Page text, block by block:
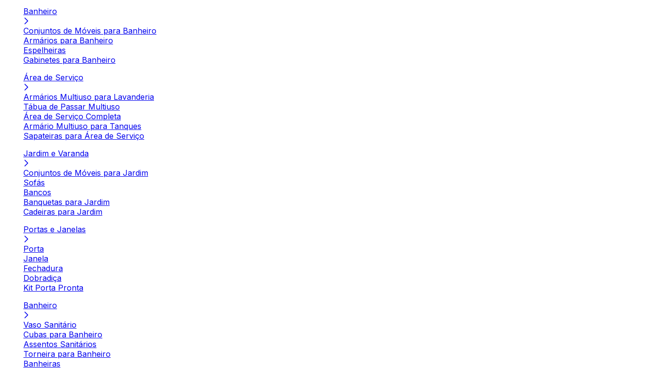
Banheiro
Conjuntos de Móveis para Banheiro
Armários para Banheiro
Espelheiras
Gabinetes para Banheiro
Área de Serviço
Armários Multiuso para Lavanderia
Tábua de Passar Multiuso
Área de Serviço Completa
Armário Multiuso para Tanques
Sapateiras para Área de Serviço
Jardim e Varanda
Conjuntos de Móveis para Jardim
Sofás
Bancos
Banquetas para Jardim
Cadeiras para Jardim
Portas e Janelas
Porta
Janela
Fechadura
Dobradiça
Kit Porta Pronta
Banheiro
Vaso Sanitário
Cubas para Banheiro
Assentos Sanitários
Torneira para Banheiro
Banheiras